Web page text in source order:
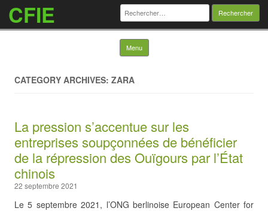
CFIE Rechercher :
Menu Skip to content
CATEGORY ARCHIVES: ZARA
La pression s’accentue sur les
entreprises soupçonnées de bénéficier
de la répression des Ouïgours par l’État
chinois
22 septembre 2021
Le 5 septembre 2021, l’ONG berlinoise European Center for